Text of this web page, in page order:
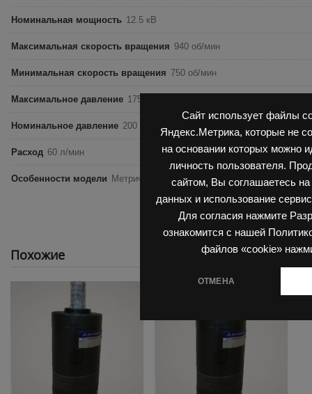
Сайт использует файлы
Яндекс.Метрика, которые не
на основании которых можно
личность пользователя.
сайтом, Вы соглашаетесь на
данных и использование
Для согласия нажмите
ознакомится с нашей
файлов «cookie»
ОТМЕНА
Номинальная мощность 12.5 кВ
Максимальная скорость вращения 940 об/мин
Минимальная скорость вращения 750 об/мин
Максимальное давление 175 бар
Номинальное давление 200 бар
Расход 60 л/мин
Особенности модели Метрический размер, Вал 32 мм
Похожие